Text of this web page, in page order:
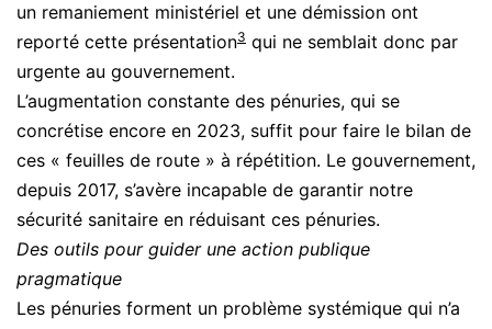
un remaniement ministériel et une démission ont
reporté cette présentation3 qui ne semblait donc par
urgente au gouvernement.
L’augmentation constante des pénuries, qui se
concrétise encore en 2023, suffit pour faire le bilan de
ces « feuilles de route » à répétition. Le gouvernement,
depuis 2017, s’avère incapable de garantir notre
sécurité sanitaire en réduisant ces pénuries.
Des outils pour guider une action publique
pragmatique
Les pénuries forment un problème systémique qui n’a